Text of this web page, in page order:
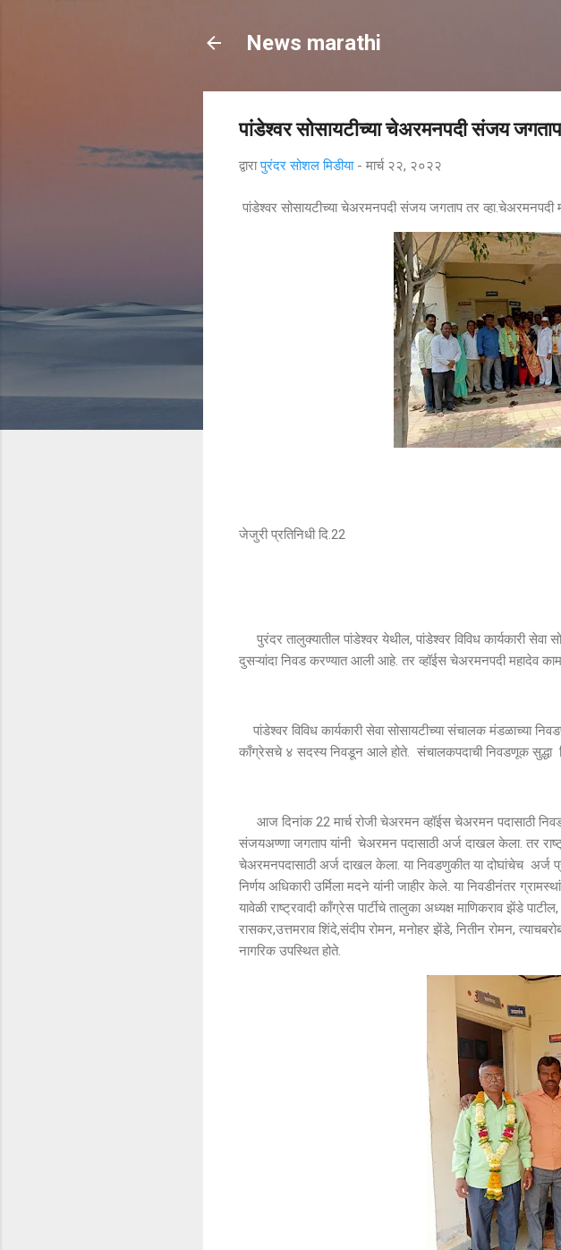
News marathi
पांडेश्वर सोसायटीच्या चेअरमनपदी संजय
द्वारापुरंदर सोशल मिडीया - मार्च २२, २०२२
पांडेश्वर सोसायटीच्या चेअरमनपदी संजय जगताप तर व्हा.चेअरमनपदी
जेजुरी प्रतिनिधी दि.22
पुरंदर तालुक्यातील पांडेश्वर येथील, पांडेश्वर विविध कार्यकारी
दुसऱ्यांदा निवड करण्यात आली आहे. तर व्हॉईस चेअरमनपदी महादेव
पांडेश्वर विविध कार्यकारी सेवा सोसायटीच्या संचालक मंडळाच्या
काँग्रेसचे ४ सदस्य निवडून आले होते. संचालकपदाची निवडणूक सुद्धा
आज दिनांक 22 मार्च रोजी चेअरमन व्हॉईस चेअरमन पदासाठी
संजयअण्णा जगताप यांनी चेअरमन पदासाठी अर्ज दाखल केला. तर
चेअरमनपदासाठी अर्ज दाखल केला. या निवडणुकीत या दोघांचेच अर्ज
निर्णय अधिकारी उर्मिला मदने यांनी जाहीर केले. या निवडीनंतर
यावेळी राष्ट्रवादी काँग्रेस पार्टीचे तालुका अध्यक्ष माणिकराव झेंडे
रासकर,उत्तमराव शिंदे,संदीप रोमन, मनोहर झेंडे, नितीन रोमन,
नागरिक उपस्थित होते.